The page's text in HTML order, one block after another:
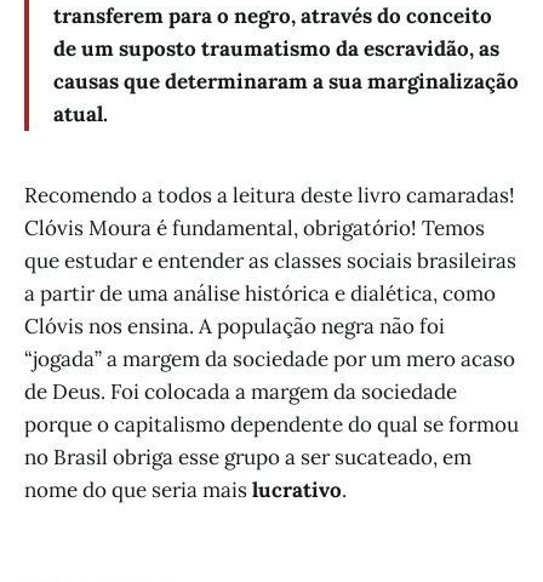
transferem para o negro, através do conceito
de um suposto traumatismo da escravidão, as
causas que determinaram a sua marginalização
atual.
Recomendo a todos a leitura deste livro camaradas!
Clóvis Moura é fundamental, obrigatório! Temos
que estudar e entender as classes sociais brasileiras
a partir de uma análise histórica e dialética, como
Clóvis nos ensina. A população negra não foi
“jogada” a margem da sociedade por um mero acaso
de Deus. Foi colocada a margem da sociedade
porque o capitalismo dependente do qual se formou
no Brasil obriga esse grupo a ser sucateado, em
nome do que seria maislucrativo.